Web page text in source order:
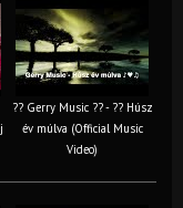
?? Gerry Music ?? - ?? Húsz
év múlva (Official Music
Video)